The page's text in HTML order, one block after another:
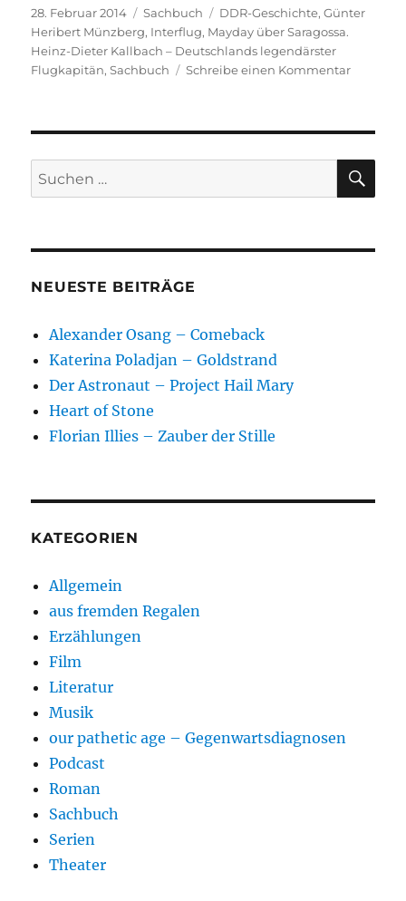
Veröffentlicht
am
28. Februar 2014 Kategorien
Sachbuch Schlagwörter
DDR-Geschichte,Günter
Heribert Münzberg, Interflug, Mayday über Saragossa.
Heinz-Dieter Kallbach – Deutschlands legendärster
Flugkapitän,Sachbuch Schreibe einen Kommentarzu
Mayday
über
Suchen
nach:
NEUESTE BEITRÄGE
Alexander Osang – Comeback
Katerina Poladjan – Goldstrand
Der Astronaut – Project Hail Mary
Heart of Stone
Florian Illies – Zauber der Stille
KATEGORIEN
Allgemein
aus fremden Regalen
Erzählungen
Film
Literatur
Musik
our pathetic age – Gegenwartsdiagnosen
Podcast
Roman
Sachbuch
Serien
Theater